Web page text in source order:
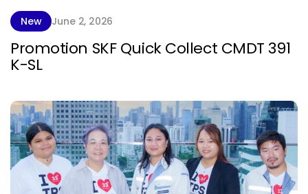
New June 2, 2026
Promotion SKF Quick Collect CMDT 391
K-SL